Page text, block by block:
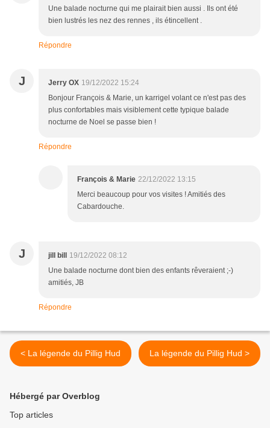
Une balade nocturne qui me plairait bien aussi . Ils ont été
bien lustrés les nez des rennes , ils étincellent .
Répondre
J Jerry OX 19/12/2022 15:24
Bonjour François & Marie, un karrigel volant ce n'est pas des
plus confortables mais visiblement cette typique balade
nocturne de Noel se passe bien !
Répondre
François & Marie 22/12/2022 13:15
Merci beaucoup pour vos visites ! Amitiés des
Cabardouche.
J jill bill
19/12/2022 08:12
Une balade nocturne dont bien des enfants rêveraient ;-)
amitiés, JB
Répondre
< La légende du Pillig Hud La légende du Pillig Hud >
Hébergé par Overblog
Top articles